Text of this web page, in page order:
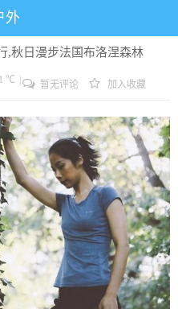
外
,秋日漫步法国布洛涅森林
℃ 暂无评论 加入收藏